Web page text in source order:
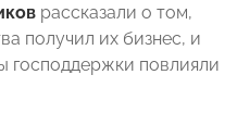
рассказали о том,
получил их бизнес, и
господдержки повлияли